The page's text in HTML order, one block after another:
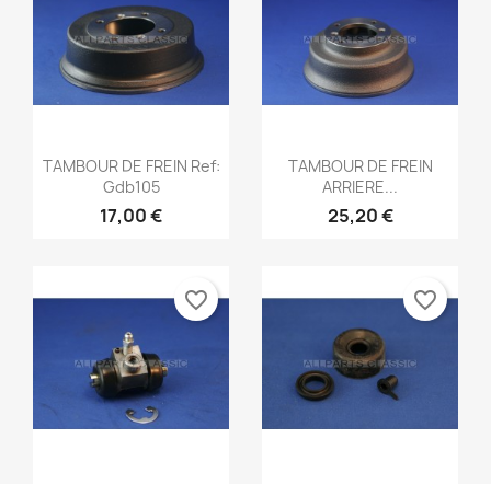
Aperçu rapide
TAMBOUR DE FREIN Ref:
Gdb105
17,00 €
Aperçu rapide
TAMBOUR DE FREIN
ARRIERE...
25,20 €
favorite_border favorite_border